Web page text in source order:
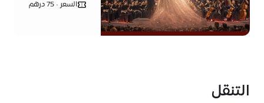
الوصل
السعر • 75 درهم
التنقل